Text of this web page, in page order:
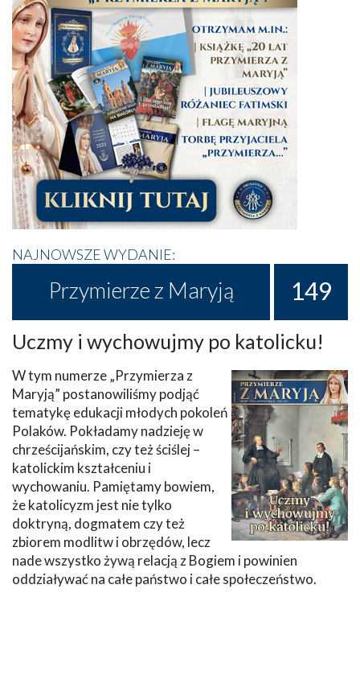
NAJNOWSZE WYDANIE:
Przymierze z Maryją 149
Uczmy i wychowujmy po katolicku!
W tym numerze „Przymierza z
Maryją” postanowiliśmy podjąć
tematykę edukacji młodych pokoleń
Polaków. Pokładamy nadzieję w
chrześcijańskim, czy też ściślej –
katolickim kształceniu i
wychowaniu. Pamiętamy bowiem,
że katolicyzm jest nie tylko
doktryną, dogmatem czy też
zbiorem modlitw i obrzędów, lecz
nade wszystko żywą relacją z Bogiem i powinien
oddziaływać na całe państwo i całe społeczeństwo.